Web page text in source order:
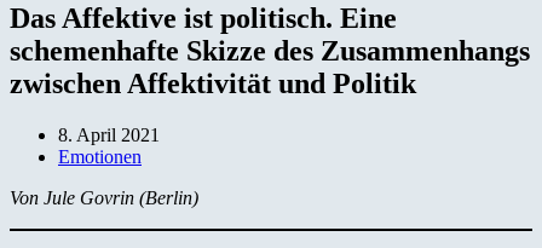
Das Affektive ist politisch. Eine
schemenhafte Skizze des Zusammenhangs
zwischen Affektivität und Politik
8. April 2021
Emotionen
Von Jule Govrin (Berlin)